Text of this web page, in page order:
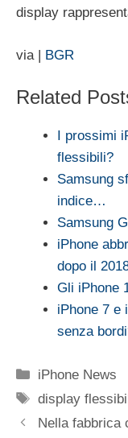
display
via | BGR
Related
I prossimi
flessibili?
Samsung
indice…
Samsung
iPhone
dopo il
Gli iPhone
iPhone 7 e
senza
Categorie
iPhone News
Tag
display
Nella fabbrica